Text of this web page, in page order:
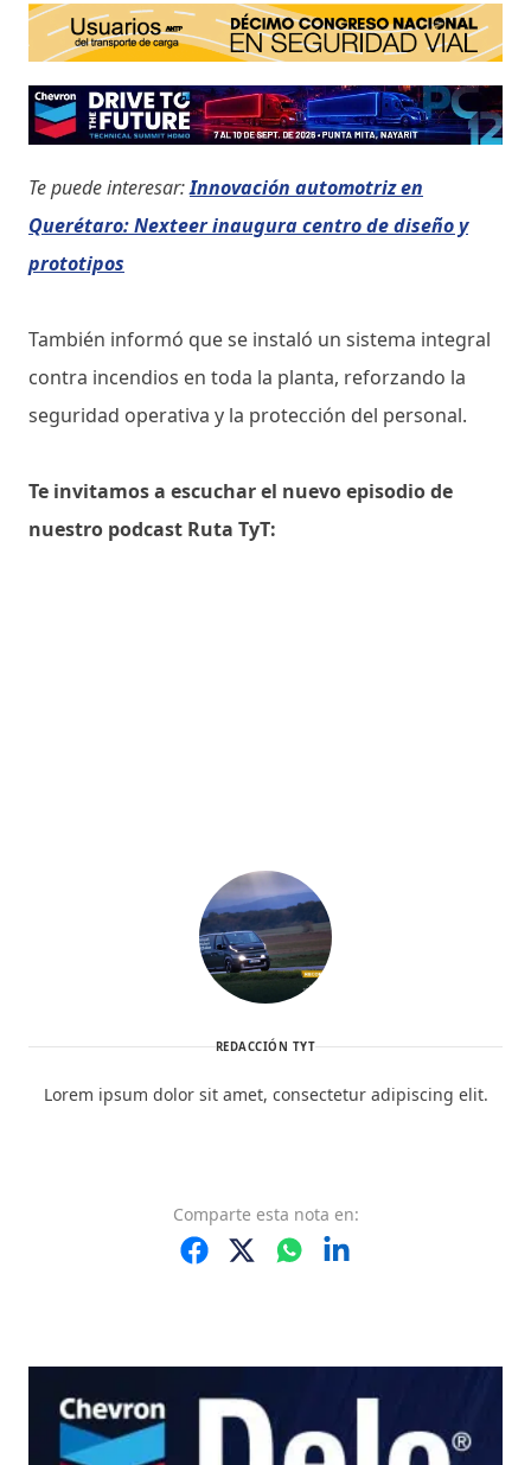
Te puede interesar:Innovación automotriz en
Querétaro: Nexteer inaugura centro de diseño y
prototipos
También informó que se instaló un sistema integral
contra incendios en toda la planta, reforzando la
seguridad operativa y la protección del personal.
Te invitamos a escuchar el nuevo episodio de
nuestro podcast Ruta TyT:
REDACCIÓN TYT
Lorem ipsum dolor sit amet, consectetur adipiscing elit.
Comparte esta nota en: